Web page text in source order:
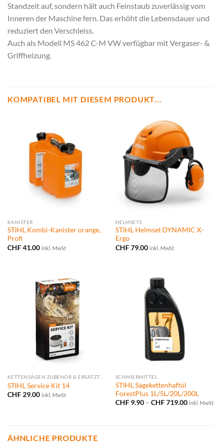
Standzeit auf, sondern hält auch Feinstaub zuverlässig vom
Inneren der Maschine fern. Das erhöht die Lebensdauer und
reduziert den Verschleiss.
Auch als Modell MS 462 C-M VW verfügbar mit Vergaser- &
Griffheizung.
KOMPATIBEL MIT DIESEM PRODUKT...
KANISTER
STIHL Kombi-Kanister orange,
Profi
CHF41.00 inkl. MwSt
HELMSETS
STIHL Helmset DYNAMIC X-
Ergo
CHF79.00 inkl. MwSt
STIHL Service Kit 14
CHF29.00 inkl. MwSt
SCHMIERMITTEL
STIHL Sägekettenhaftöl
ForestPlus 1L/5L/20L/200L
CHF9.90 – CHF719.00 inkl. MwSt
ÄHNLICHE PRODUKTE